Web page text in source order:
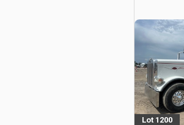
Lot 1200